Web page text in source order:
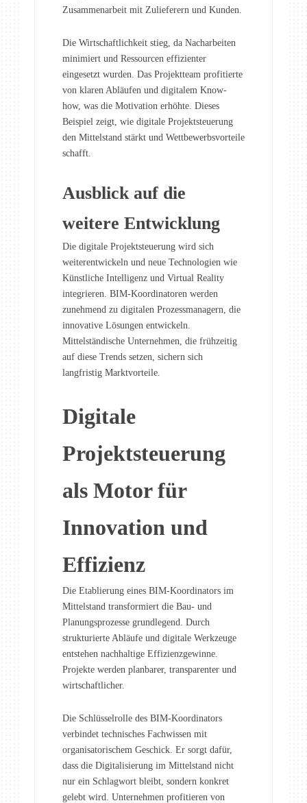
Zusammenarbeit mit Zulieferern und Kunden.
Die Wirtschaftlichkeit stieg, da Nacharbeiten
minimiert und Ressourcen effizienter
eingesetzt wurden. Das Projektteam profitierte
von klaren Abläufen und digitalem Know-
how, was die Motivation erhöhte. Dieses
Beispiel zeigt, wie digitale Projektsteuerung
den Mittelstand stärkt und Wettbewerbsvorteile
schafft.
Ausblick auf die
weitere Entwicklung
Die digitale Projektsteuerung wird sich
weiterentwickeln und neue Technologien wie
Künstliche Intelligenz und Virtual Reality
integrieren. BIM-Koordinatoren werden
zunehmend zu digitalen Prozessmanagern, die
innovative Lösungen entwickeln.
Mittelständische Unternehmen, die frühzeitig
auf diese Trends setzen, sichern sich
langfristig Marktvorteile.
Digitale
Projektsteuerung
als Motor für
Innovation und
Effizienz
Die Etablierung eines BIM-Koordinators im
Mittelstand transformiert die Bau- und
Planungsprozesse grundlegend. Durch
strukturierte Abläufe und digitale Werkzeuge
entstehen nachhaltige Effizienzgewinne.
Projekte werden planbarer, transparenter und
wirtschaftlicher.
Die Schlüsselrolle des BIM-Koordinators
verbindet technisches Fachwissen mit
organisatorischem Geschick. Er sorgt dafür,
dass die Digitalisierung im Mittelstand nicht
nur ein Schlagwort bleibt, sondern konkret
gelebt wird. Unternehmen profitieren von